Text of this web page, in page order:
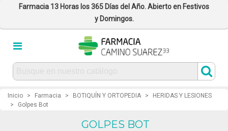
Farmacia 13 Horas los 365 Días del Año. Abierto en Festivos
y Domingos.
Inicio > Farmacia > BOTIQUÍN Y ORTOPEDIA >
HERIDAS Y LESIONES
>
Golpes Bot
GOLPES BOT